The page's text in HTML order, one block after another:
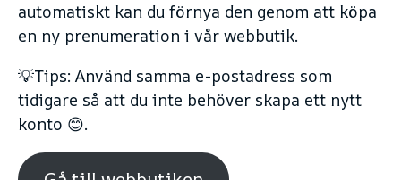
automatiskt kan du förnya den genom att köpa
en ny prenumeration i vår webbutik.
💡Tips: Använd samma e-postadress som
tidigare så att du inte behöver skapa ett nytt
konto 😊.